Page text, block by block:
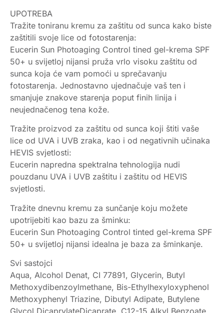
UPOTREBA
Tražite toniranu kremu za zaštitu od sunca kako biste
zaštitili svoje lice od fotostarenja:
Eucerin Sun Photoaging Control tined gel-krema SPF
50+ u svijetloj nijansi pruža vrlo visoku zaštitu od
sunca koja će vam pomoći u sprečavanju
fotostarenja. Jednostavno ujednačuje vaš ten i
smanjuje znakove starenja poput finih linija i
neujednačenog tena kože.
Tražite proizvod za zaštitu od sunca koji štiti vaše
lice od UVA i UVB zraka, kao i od negativnih učinaka
HEVIS svjetlosti:
Eucerin napredna spektralna tehnologija nudi
pouzdanu UVA i UVB zaštitu i zaštitu od HEVIS
svjetlosti.
Tražite dnevnu kremu za sunčanje koju možete
upotrijebiti kao bazu za šminku:
Eucerin Sun Photoaging Control tinted gel-krema SPF
50+ u svijetloj nijansi idealna je baza za šminkanje.
Svi sastojci
Aqua, Alcohol Denat, CI 77891, Glycerin, Butyl
Methoxydibenzoylmethane, Bis-Ethylhexyloxyphenol
Methoxyphenyl Triazine, Dibutyl Adipate, Butylene
Glycol DicaprylateDicaprate, C12-15 Alkyl Benzoate,